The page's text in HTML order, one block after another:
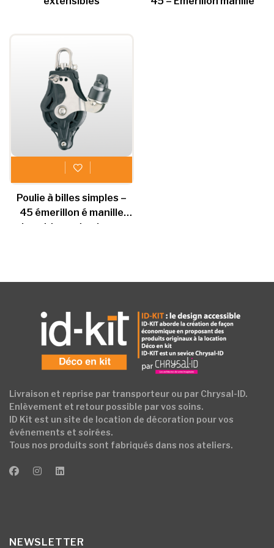
Poulie à billes simples –
45 émerillon é manille
ringet taquet coinceur
Livraison et reprise par transporteur ou par Chrysal-ID.
Enlèvement et retour possible par vos soins.
ID Kit est un site de location de décoration pour vos
événements et soirées.
Tous nos produits sont fabriqués dans nos ateliers.
NEWSLETTER